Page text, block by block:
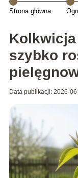
Strona główna
szybko
Data publikacji: 2026-